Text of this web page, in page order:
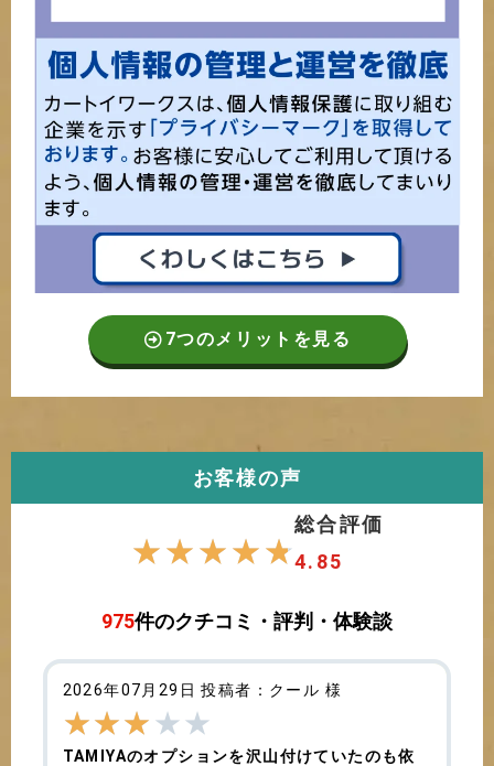
7つのメリットを見る
お客様の声
☆☆☆☆☆
総合評価
4.85
975件のクチコミ・評判・体験談
2026年07月29日 投稿者：クール 様
★★★ ★★
TAMIYAのオプションを沢山付けていたのも依